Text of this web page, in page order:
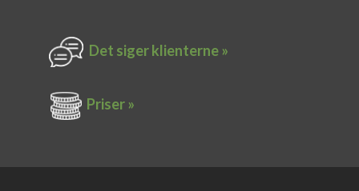
Det siger k​lienterne​ »
Priser »